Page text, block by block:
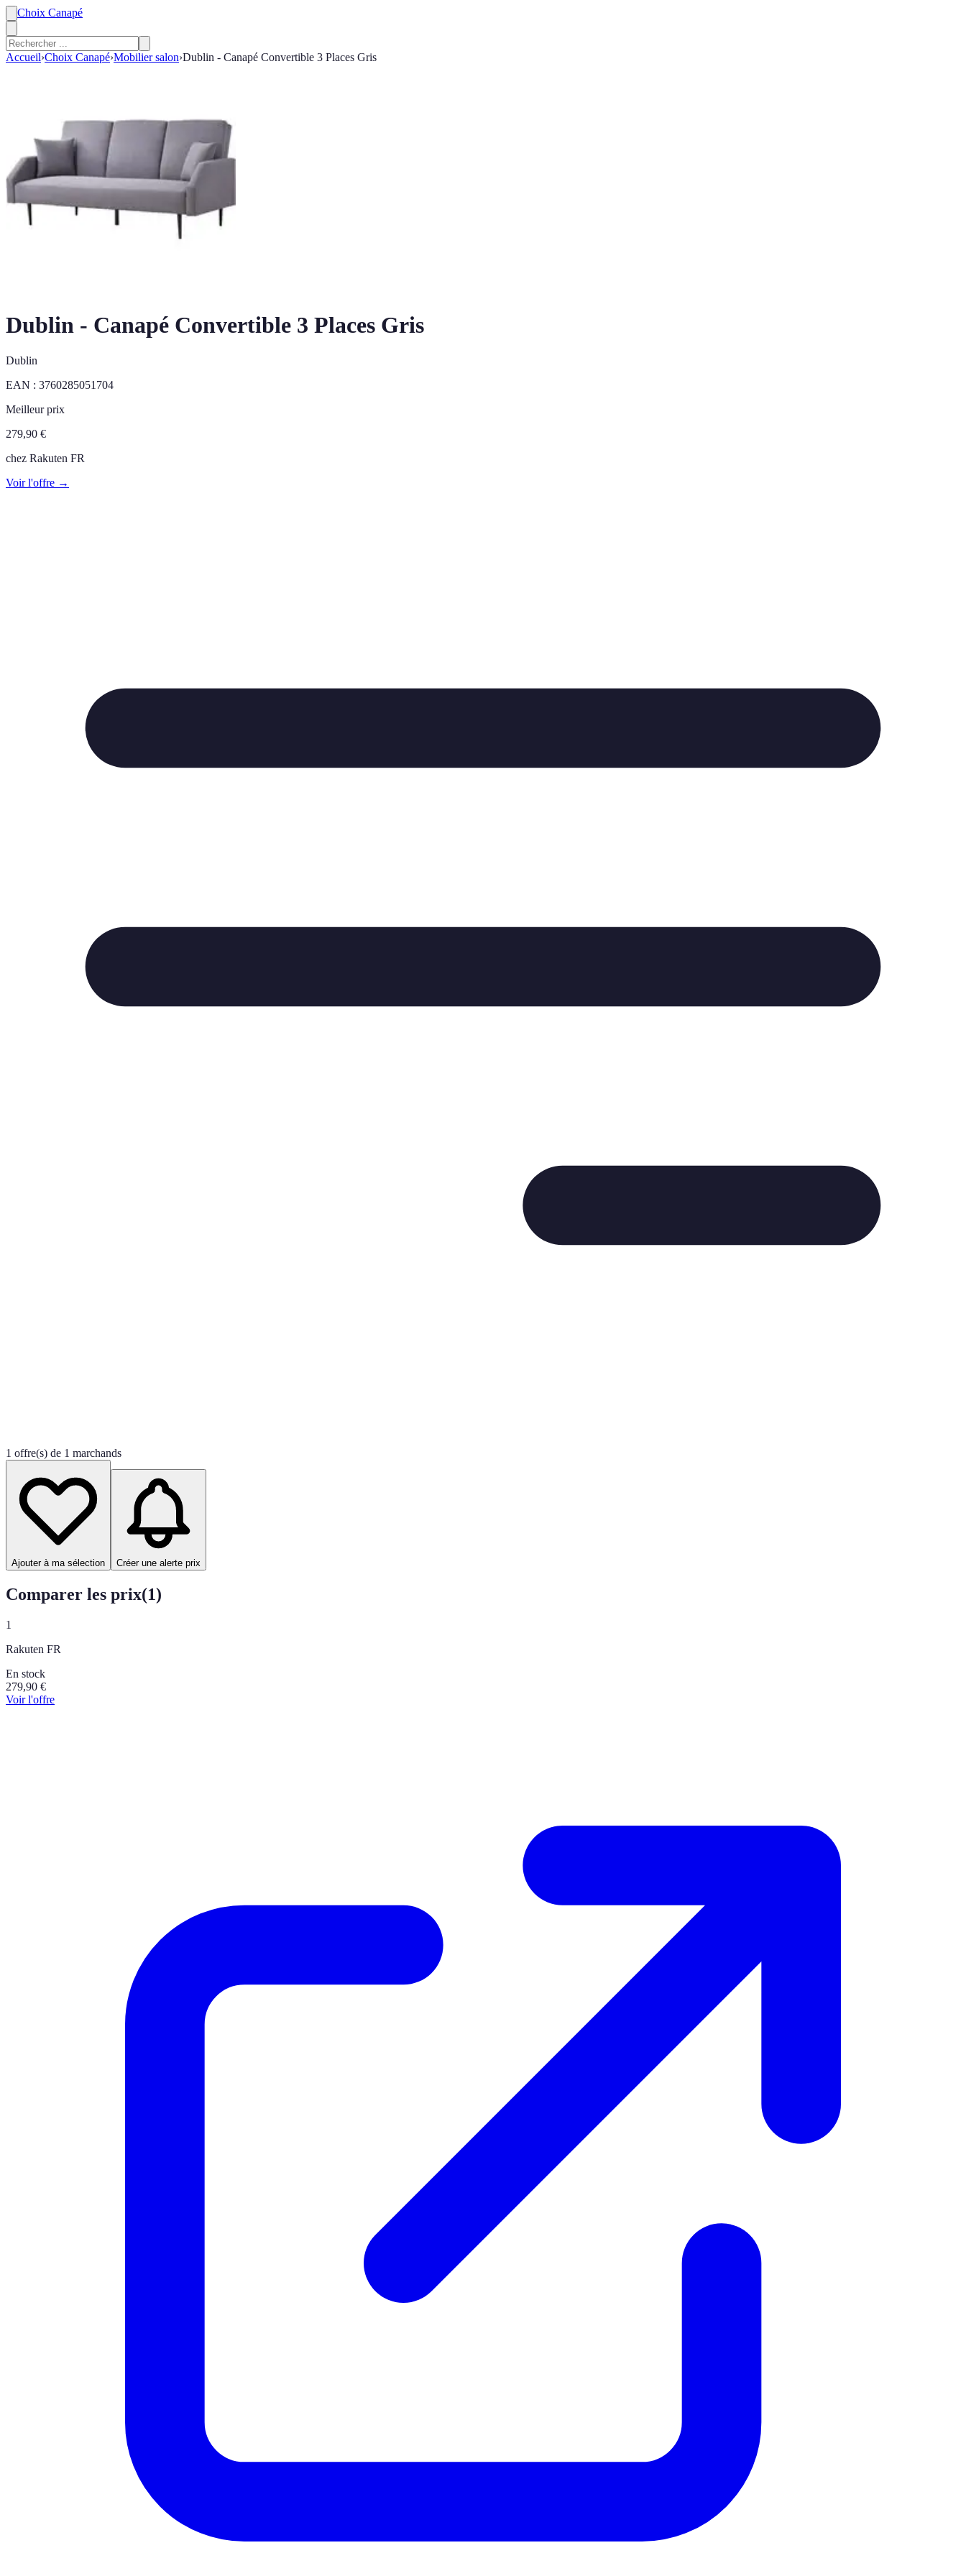
Choix Canapé
Accueil›Choix Canapé›Mobilier salon›Dublin - Canapé Convertible 3 Places Gris
Dublin - Canapé Convertible 3 Places Gris
Dublin
EAN : 3760285051704
Meilleur prix
279,90 €
chez Rakuten FR
Voir l'offre →
1 offre(s) de 1 marchands
Ajouter à ma sélection Créer une alerte prix
Comparer les prix(1)
1
Rakuten FR
En stock
279,90 €
Voir l'offre